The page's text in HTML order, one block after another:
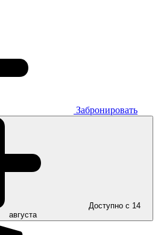
Забронировать
Доступно с 14
августа